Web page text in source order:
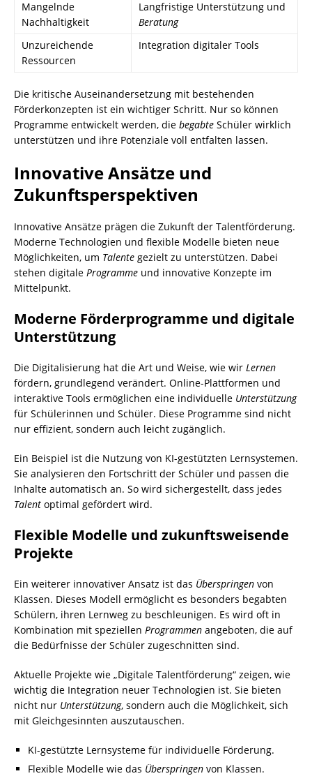
Mangelnde
Nachhaltigkeit
Langfristige Unterstützung und
Beratung
Unzureichende
Ressourcen
Integration digitaler Tools
Die kritische Auseinandersetzung mit bestehenden
Förderkonzepten ist ein wichtiger Schritt. Nur so können
Programme entwickelt werden, die begabte Schüler wirklich
unterstützen und ihre Potenziale voll entfalten lassen.
Innovative Ansätze und
Zukunftsperspektiven
Innovative Ansätze prägen die Zukunft der Talentförderung.
Moderne Technologien und flexible Modelle bieten neue
Möglichkeiten, um Talente gezielt zu unterstützen. Dabei
stehen digitale Programme und innovative Konzepte im
Mittelpunkt.
Moderne Förderprogramme und digitale
Unterstützung
Die Digitalisierung hat die Art und Weise, wie wir Lernen
fördern, grundlegend verändert. Online-Plattformen und
interaktive Tools ermöglichen eine individuelle Unterstützung
für Schülerinnen und Schüler. Diese Programme sind nicht
nur effizient, sondern auch leicht zugänglich.
Ein Beispiel ist die Nutzung von KI-gestützten Lernsystemen.
Sie analysieren den Fortschritt der Schüler und passen die
Inhalte automatisch an. So wird sichergestellt, dass jedes
Talent optimal gefördert wird.
Flexible Modelle und zukunftsweisende
Projekte
Ein weiterer innovativer Ansatz ist das Überspringen von
Klassen. Dieses Modell ermöglicht es besonders begabten
Schülern, ihren Lernweg zu beschleunigen. Es wird oft in
Kombination mit speziellen Programmen angeboten, die auf
die Bedürfnisse der Schüler zugeschnitten sind.
Aktuelle Projekte wie „Digitale Talentförderung“ zeigen, wie
wichtig die Integration neuer Technologien ist. Sie bieten
nicht nur Unterstützung, sondern auch die Möglichkeit, sich
mit Gleichgesinnten auszutauschen.
KI-gestützte Lernsysteme für individuelle Förderung.
Flexible Modelle wie das Überspringen von Klassen.